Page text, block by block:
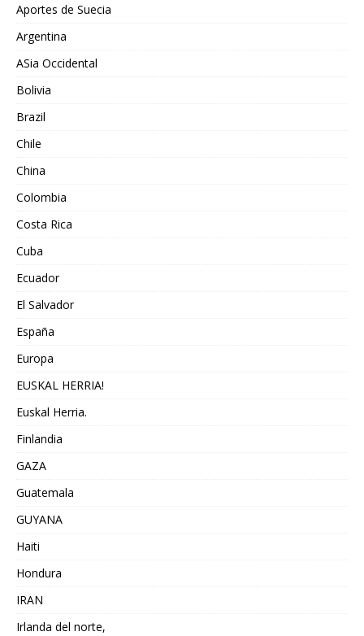
Aportes de Suecia
Argentina
ASia Occidental
Bolivia
Brazil
Chile
China
Colombia
Costa Rica
Cuba
Ecuador
El Salvador
España
Europa
EUSKAL HERRIA!
Euskal Herria.
Finlandia
GAZA
Guatemala
GUYANA
Haiti
Hondura
IRAN
Irlanda del norte,